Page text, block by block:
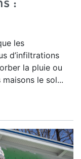
les
d’infiltrations
la pluie ou
le sol...